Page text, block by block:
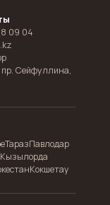
09 04
пр. Сейфуллина,
ТаразПавлодар
Кызылорда
Кокшетау